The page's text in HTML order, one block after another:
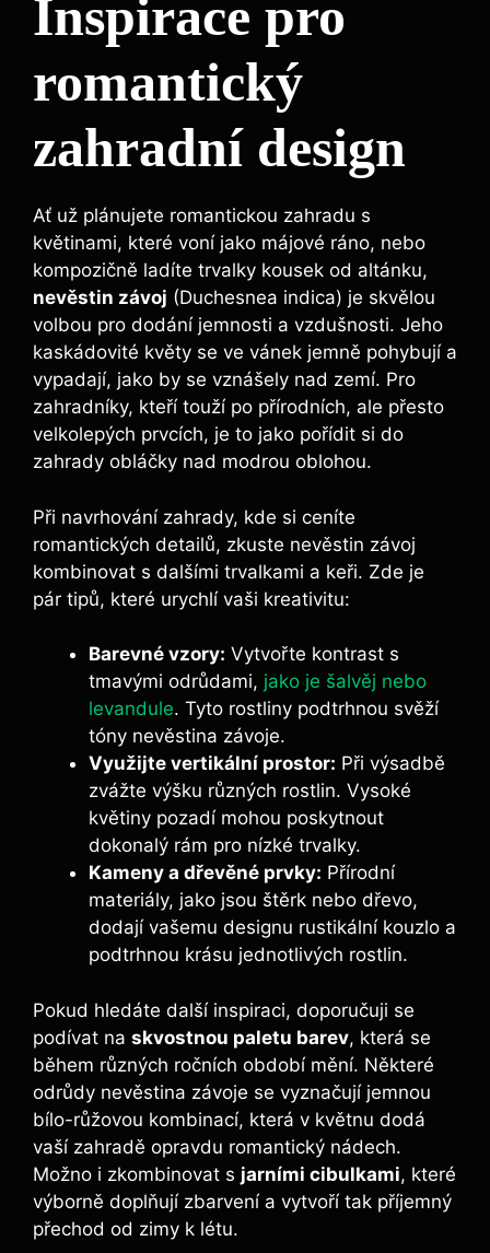
Inspirace pro
romantický
zahradní design
Ať už plánujete romantickou zahradu s
květinami, které voní jako májové ráno, nebo
kompozičně ladíte trvalky kousek od altánku,
nevěstin závoj (Duchesnea indica) je skvělou
volbou pro dodání jemnosti a vzdušnosti. Jeho
kaskádovité květy se ve vánek jemně pohybují a
vypadají, jako by se vznášely nad zemí. Pro
zahradníky, kteří touží po přírodních, ale přesto
velkolepých prvcích, je to jako pořídit si do
zahrady obláčky nad modrou oblohou.
Při navrhování zahrady, kde si ceníte
romantických detailů, zkuste nevěstin závoj
kombinovat s dalšími trvalkami a keři. Zde je
pár tipů, které urychlí vaši kreativitu:
Barevné vzory: Vytvořte kontrast s
tmavými odrůdami, jako je šalvěj nebo
levandule. Tyto rostliny podtrhnou svěží
tóny nevěstina závoje.
Využijte vertikální prostor: Při výsadbě
zvážte výšku různých rostlin. Vysoké
květiny pozadí mohou poskytnout
dokonalý rám pro nízké trvalky.
Kameny a dřevěné prvky: Přírodní
materiály, jako jsou štěrk nebo dřevo,
dodají vašemu designu rustikální kouzlo a
podtrhnou krásu jednotlivých rostlin.
Pokud hledáte další inspiraci, doporučuji se
podívat na skvostnou paletu barev, která se
během různých ročních období mění. Některé
odrůdy nevěstina závoje se vyznačují jemnou
bílo-růžovou kombinací, která v květnu dodá
vaší zahradě opravdu romantický nádech.
Možno i zkombinovat s jarními cibulkami, které
výborně doplňují zbarvení a vytvoří tak příjemný
přechod od zimy k létu.